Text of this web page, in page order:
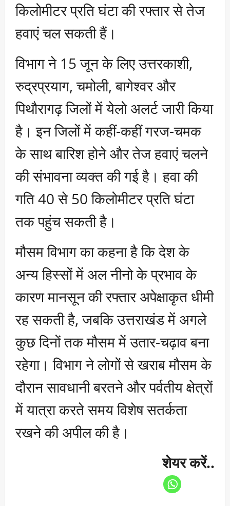
किलोमीटर प्रति घंटा की रफ्तार से तेज
हवाएं चल सकती हैं।
विभाग ने 15 जून के लिए उत्तरकाशी,
रुद्रप्रयाग, चमोली, बागेश्वर और
पिथौरागढ़ जिलों में येलो अलर्ट जारी किया
है। इन जिलों में कहीं-कहीं गरज-चमक
के साथ बारिश होने और तेज हवाएं चलने
की संभावना व्यक्त की गई है। हवा की
गति 40 से 50 किलोमीटर प्रति घंटा
तक पहुंच सकती है।
मौसम विभाग का कहना है कि देश के
अन्य हिस्सों में अल नीनो के प्रभाव के
कारण मानसून की रफ्तार अपेक्षाकृत धीमी
रह सकती है, जबकि उत्तराखंड में अगले
कुछ दिनों तक मौसम में उतार-चढ़ाव बना
रहेगा। विभाग ने लोगों से खराब मौसम के
दौरान सावधानी बरतने और पर्वतीय क्षेत्रों
में यात्रा करते समय विशेष सतर्कता
रखने की अपील की है।
शेयर करें..